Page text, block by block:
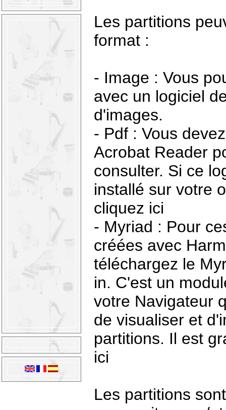
Les partitions
format :
- Image : Vous
avec un logiciel
d'images.
- Pdf : Vous
Acrobat Reader
consulter. Si ce
installé sur votre
cliquez ici
- Myriad : Pour
créées avec
téléchargez le
in. C'est un
votre Navigateur
de visualiser et
partitions. Il est
ici
Les partitions